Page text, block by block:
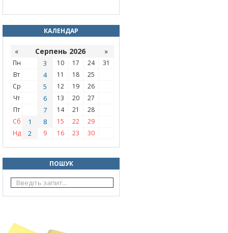
КАЛЕНДАР
« Серпень 2026 »
Пн 3 10 17 24
31
Вт
4 11 18
25
Ср
5 12 19
26
Чт
6 13 20
27
Пт
7 14 21
28
Сб
1 8 15 22
29
Нд
2 9 16 23 30
ПОШУК